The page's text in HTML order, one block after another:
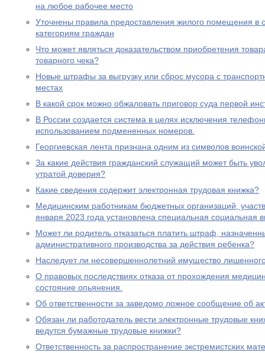
на любое рабочее место
Уточнены правила предоставления жилого помещения в
категориям граждан
Что может являться доказательством приобретения
товарного чека?
Новые штрафы за выгрузку или сброс мусора с
местах
В какой срок можно обжаловать приговор суда первой
В России создается система в целях исключения
использованием подмененных номеров.
Георгиевская лента признана одним из символов
За какие действия гражданский служащий может быть
утратой доверия?
Какие сведения содержит электронная трудовая книжка?
Медицинским работникам бюджетных организаций,
января 2023 года установлена специальная социальная
Может ли родитель отказаться платить штраф,
административного производства за действия ребенка?
Наследует ли несовершеннолетний имущество
О правовых последствиях отказа от прохождения
состояние опьянения.
Об ответственности за заведомо ложное сообщение об
Обязан ли работодатель вести электронные трудовые
ведутся бумажные трудовые книжки?
Ответственность за распространение экстремистских